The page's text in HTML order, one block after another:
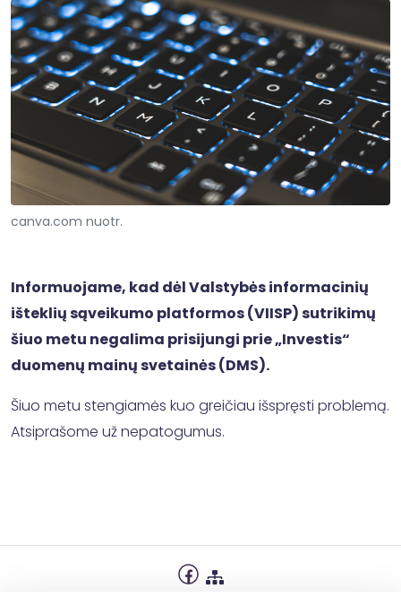
canva.com nuotr.
Informuojame, kad dėl Valstybės informacinių
išteklių sąveikumo platformos (VIISP) sutrikimų
šiuo metu negalima prisijungi prie „Investis“
duomenų mainų svetainės (DMS).
Šiuo metu stengiamės kuo greičiau išspręsti problemą.
Atsiprašome už nepatogumus.